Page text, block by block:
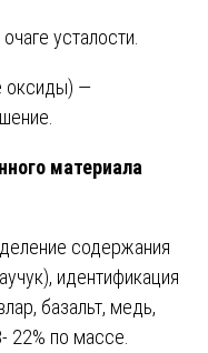
очаге усталости.
оксиды) —
материала
содержания
идентификация
базальт, медь,
по массе.